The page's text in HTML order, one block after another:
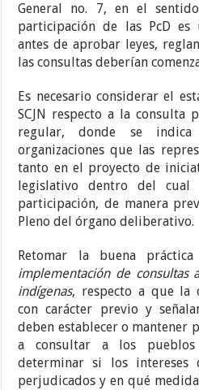
General no. 7, en el
participación de las PcD
antes de aprobar leyes,
las consultas deberían
Es necesario considerar el
SCJN respecto a la consulta
regular, donde se
organizaciones que las
tanto en el proyecto de
legislativo dentro del
participación, de manera
Pleno del órgano deliberativo.
Retomar la buena
implementación de consultas
indígenas, respecto a que la
con carácter previo y
deben establecer o mantener
a consultar a los
determinar si los intereses
perjudicados y en qué